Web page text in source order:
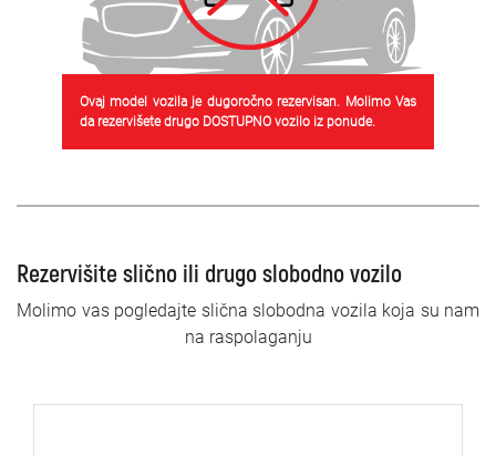
Ovaj model vozila je dugoročno rezervisan. Molimo Vas
da rezervišete drugo DOSTUPNO vozilo iz ponude.
Rezervišite slično ili drugo slobodno vozilo
Molimo vas pogledajte slična slobodna vozila koja su nam
na raspolaganju